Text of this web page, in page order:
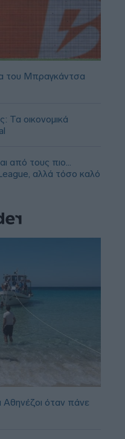
του Μπραγκάντσα
Τα οικονομικά
από τους πιο...
αλλά τόσο καλό
Αθηνέζοι όταν πάνε